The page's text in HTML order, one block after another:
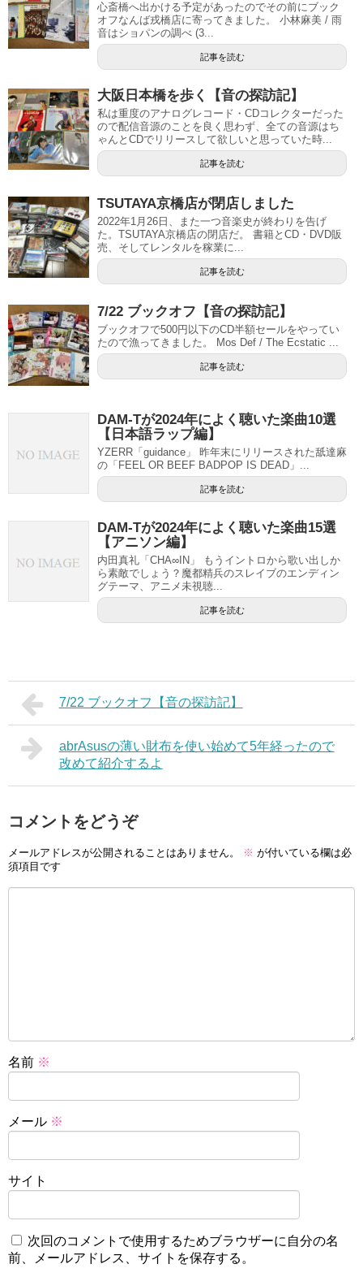
心斎橋へ出かける予定があったのでその前にブック
オフなんば戎橋店に寄ってきました。 小林麻美 / 雨
音はショパンの調べ (3...
記事を読む
大阪日本橋を歩く【音の探訪記】
私は重度のアナログレコード・CDコレクターだった
ので配信音源のことを良く思わず、全ての音源はち
ゃんとCDでリリースして欲しいと思っていた時...
記事を読む
TSUTAYA京橋店が閉店しました
2022年1月26日、また一つ音楽史が終わりを告げ
た。TSUTAYA京橋店の閉店だ。 書籍とCD・DVD販
売、そしてレンタルを稼業に...
記事を読む
7/22 ブックオフ【音の探訪記】
ブックオフで500円以下のCD半額セールをやってい
たので漁ってきました。 Mos Def / The Ecstatic ...
記事を読む
DAM-Tが2024年によく聴いた楽曲10選
【日本語ラップ編】
YZERR「guidance」 昨年末にリリースされた舐達麻
の「FEEL OR BEEF BADPOP IS DEAD」...
記事を読む
DAM-Tが2024年によく聴いた楽曲15選
【アニソン編】
内田真礼「CHA∞IN」 もうイントロから歌い出しか
ら素敵でしょう？魔都精兵のスレイブのエンディン
グテーマ、アニメ未視聴...
記事を読む
7/22 ブックオフ【音の探訪記】
abrAsusの薄い財布を使い始めて5年経ったので
改めて紹介するよ
コメントをどうぞ
メールアドレスが公開されることはありません。 ※ が付いている欄は必
須項目です
名前 ※
メール ※
サイト
次回のコメントで使用するためブラウザーに自分の名
前、メールアドレス、サイトを保存する。